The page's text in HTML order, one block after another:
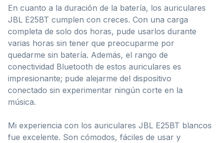
En cuanto a la duración de la batería, los auriculares
JBL E25BT cumplen con creces. Con una carga
completa de solo dos horas, pude usarlos durante
varias horas sin tener que preocuparme por
quedarme sin batería. Además, el rango de
conectividad Bluetooth de estos auriculares es
impresionante; pude alejarme del dispositivo
conectado sin experimentar ningún corte en la
música.
Mi experiencia con los auriculares JBL E25BT blancos
fue excelente. Son cómodos, fáciles de usar y